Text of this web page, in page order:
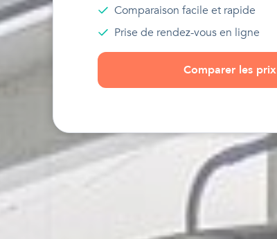
Comparaison facile et rapide
Prise de rendez-vous en ligne
Comparer les prix